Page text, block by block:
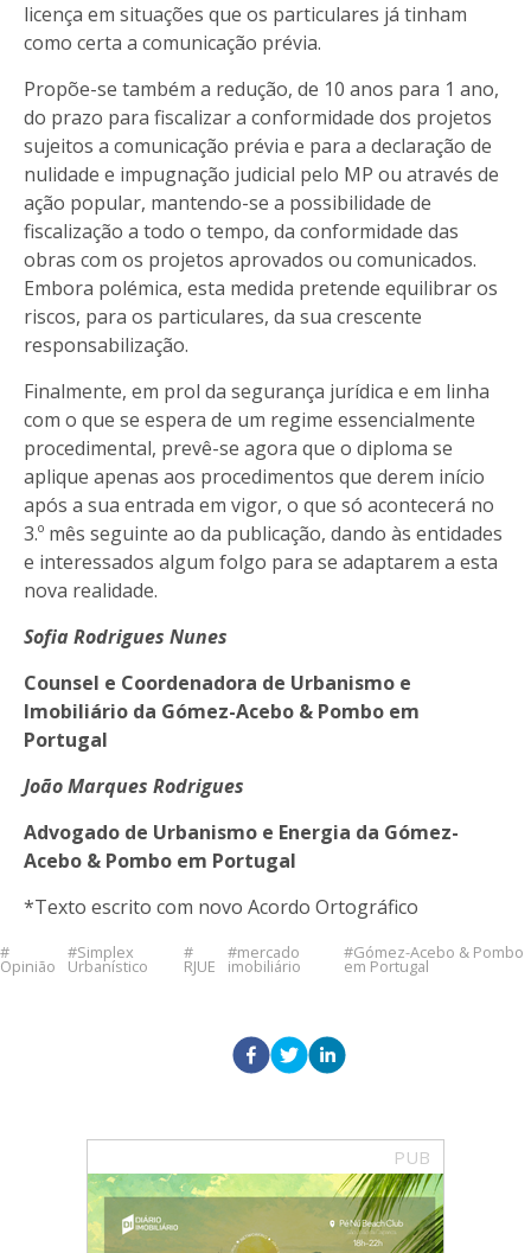
licença em situações que os particulares já tinham
como certa a comunicação prévia.
Propõe-se também a redução, de 10 anos para 1 ano,
do prazo para fiscalizar a conformidade dos projetos
sujeitos a comunicação prévia e para a declaração de
nulidade e impugnação judicial pelo MP ou através de
ação popular, mantendo-se a possibilidade de
fiscalização a todo o tempo, da conformidade das
obras com os projetos aprovados ou comunicados.
Embora polémica, esta medida pretende equilibrar os
riscos, para os particulares, da sua crescente
responsabilização.
Finalmente, em prol da segurança jurídica e em linha
com o que se espera de um regime essencialmente
procedimental, prevê-se agora que o diploma se
aplique apenas aos procedimentos que derem início
após a sua entrada em vigor, o que só acontecerá no
3.º mês seguinte ao da publicação, dando às entidades
e interessados algum folgo para se adaptarem a esta
nova realidade.
Sofia Rodrigues Nunes
Counsel e Coordenadora de Urbanismo e
Imobiliário da Gómez-Acebo & Pombo em
Portugal
João Marques Rodrigues
Advogado de Urbanismo e Energia da Gómez-
Acebo & Pombo em Portugal
*Texto escrito com novo Acordo Ortográfico
Opinião
Simplex
Urbanístico RJUE
mercado
imobiliário
Gómez-Acebo & Pombo
em Portugal
PUB